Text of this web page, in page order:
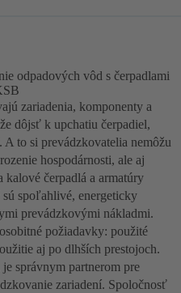
odpadových vôd s čerpadlami
zariadenia, komponenty a
dôjsť k upchatiu čerpadiel,
to si prevádzkovatelia nemôžu
hospodárnosti, ale aj
kalové čerpadlá a armatúry
spoľahlivé, energeticky
prevádzkovými nákladmi.
požiadavky: použité
aj po dlhších prestojoch.
správnym partnerom pre
zariadení. Spoločnosť